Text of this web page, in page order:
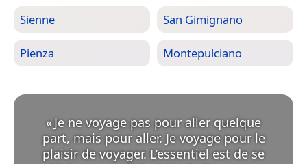
Sienne San Gimignano
Pienza Montepulciano
«Je ne voyage pas pour aller quelque
part, mais pour aller. Je voyage pour le
plaisir de voyager. L’essentiel est de se